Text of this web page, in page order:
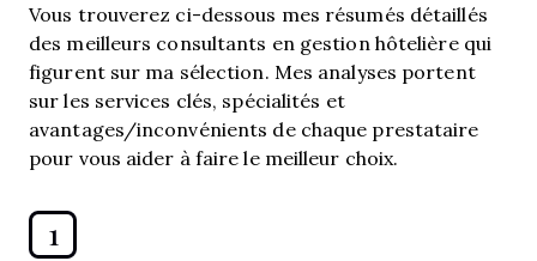
Vous trouverez ci-dessous mes résumés détaillés
des meilleurs consultants en gestion hôtelière qui
figurent sur ma sélection. Mes analyses portent
sur les services clés, spécialités et
avantages/inconvénients de chaque prestataire
pour vous aider à faire le meilleur choix.
1